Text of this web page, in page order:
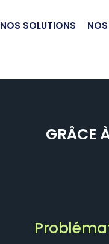
NOS SOLUTIONS
GRÂCE